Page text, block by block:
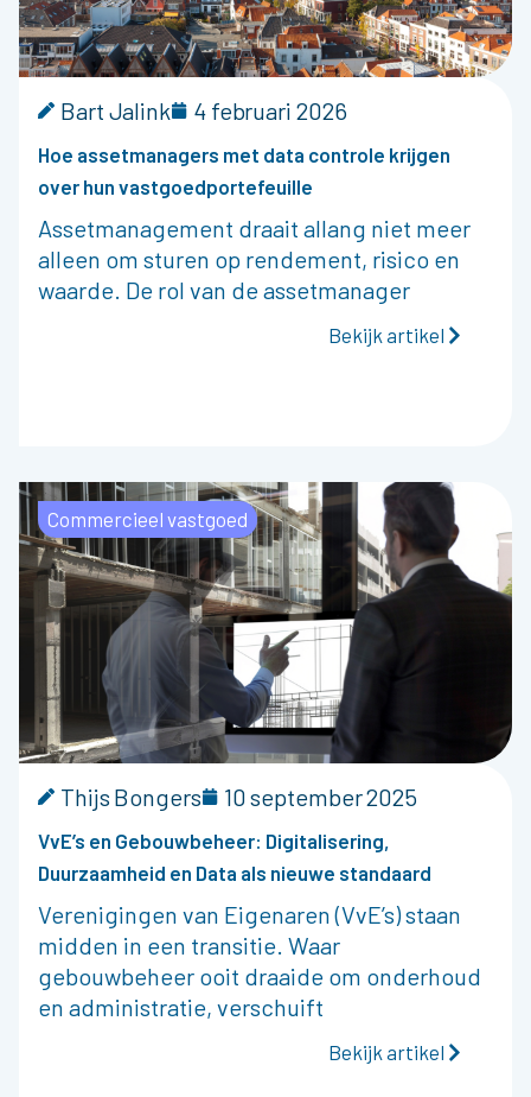
Bart Jalink 4 februari 2026
Hoe assetmanagers met data controle krijgen
over hun vastgoedportefeuille
Assetmanagement draait allang niet meer
alleen om sturen op rendement, risico en
waarde. De rol van de assetmanager
Bekijk artikel
Commercieel vastgoed
Thijs Bongers 10 september 2025
VvE’s en Gebouwbeheer: Digitalisering,
Duurzaamheid en Data als nieuwe standaard
Verenigingen van Eigenaren (VvE’s) staan
midden in een transitie. Waar
gebouwbeheer ooit draaide om onderhoud
en administratie, verschuift
Bekijk artikel